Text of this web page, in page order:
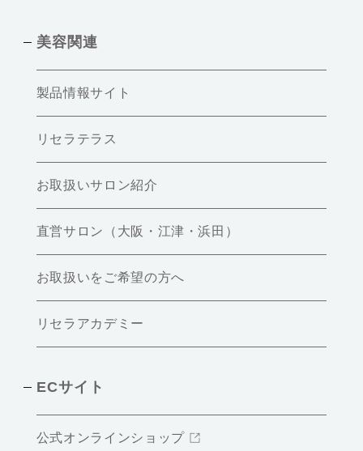
美容関連
製品情報サイト
リセラテラス
お取扱いサロン紹介
直営サロン（大阪・江津・浜田）
お取扱いをご希望の方へ
リセラアカデミー
ECサイト
公式オンラインショップ